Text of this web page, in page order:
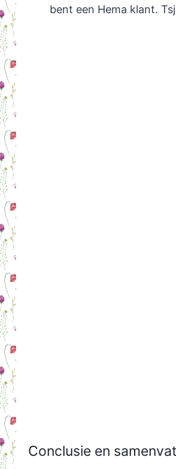
bent een Hema klant.
Conclusie en